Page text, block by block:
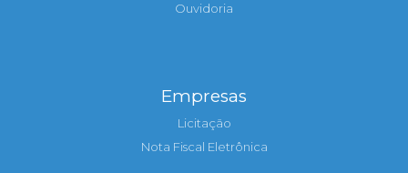
Ouvidoria
Empresas
Licitação
Nota Fiscal Eletrônica